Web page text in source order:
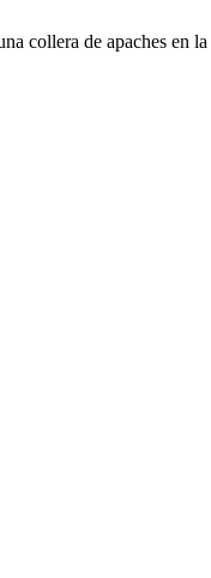
collera de apaches en